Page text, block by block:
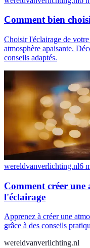
Comment bien
Choisir l'éclairage de
atmosphère apaisante.
conseils adaptés.
wereldvanverlichting.nl6
Comment créer une
l'éclairage
Apprenez à créer une
grâce à des conseils
wereldvanverlichting.nl